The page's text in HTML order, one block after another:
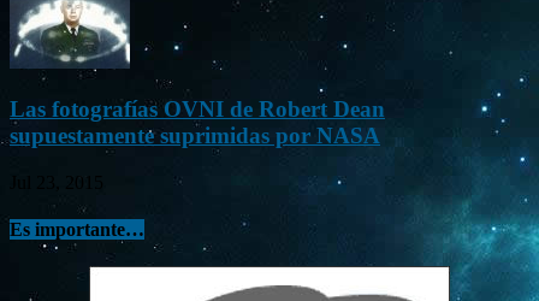
Las fotografías OVNI de Robert Dean
supuestamente suprimidas por NASA
Jul 23, 2015
Es importante…